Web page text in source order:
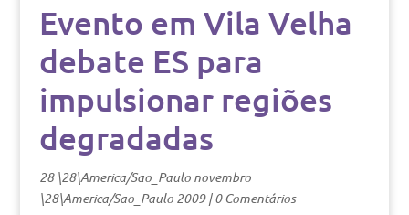
Evento em Vila Velha
debate ES para
impulsionar regiões
degradadas
28 \28\America/Sao_Paulo novembro
\28\America/Sao_Paulo 2009|0 Comentários